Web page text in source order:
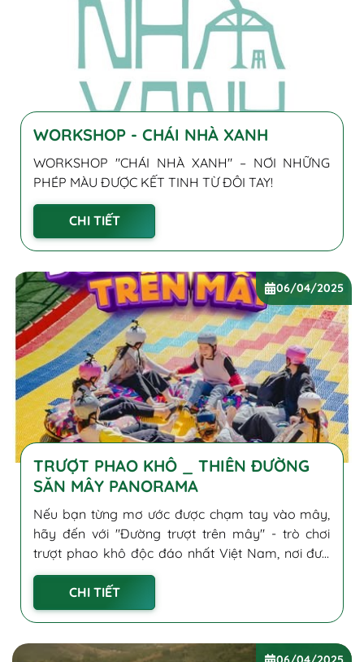
WORKSHOP - CHÁI NHÀ XANH
WORKSHOP "CHÁI NHÀ XANH" – NƠI NHỮNG
PHÉP MÀU ĐƯỢC KẾT TINH TỪ ĐÔI TAY!
CHI TIẾT
06/04/2025
TRƯỢT PHAO KHÔ _ THIÊN ĐƯỜNG
SĂN MÂY PANORAMA
Nếu bạn từng mơ ước được chạm tay vào mây,
hãy đến với "Đường trượt trên mây" - trò chơi
trượt phao khô độc đáo nhất Việt Nam, nơi đưa
bạn bay bổng giữa biển mây ngút ngàn tại
"thành phố sương mù" Đà...
CHI TIẾT